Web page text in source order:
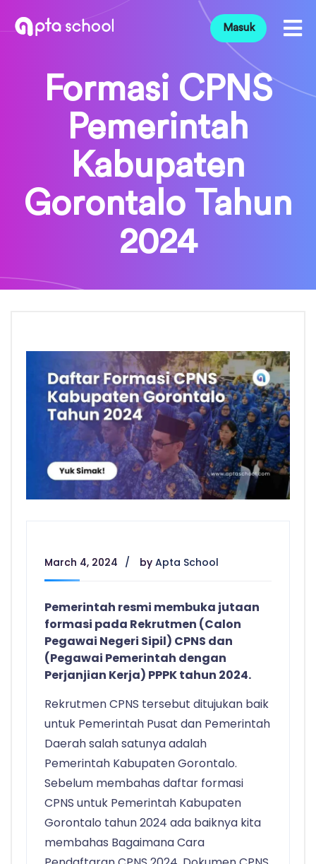
Masuk
Formasi CPNS
Pemerintah
Kabupaten
Gorontalo Tahun
2024
March 4, 2024 by Apta School
Pemerintah resmi membuka jutaan
formasi pada Rekrutmen (Calon
Pegawai Negeri Sipil) CPNS dan
(Pegawai Pemerintah dengan
Perjanjian Kerja) PPPK tahun 2024.
Rekrutmen CPNS tersebut ditujukan baik
untuk Pemerintah Pusat dan Pemerintah
Daerah salah satunya adalah
Pemerintah Kabupaten Gorontalo.
Sebelum membahas daftar formasi
CPNS untuk Pemerintah Kabupaten
Gorontalo tahun 2024 ada baiknya kita
membahas Bagaimana Cara